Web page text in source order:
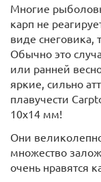
Многие
карп не
виде
Обычно это
или ранней
яркие, сильно
плавучести
10х14 мм!
Они
множество
очень нравятся